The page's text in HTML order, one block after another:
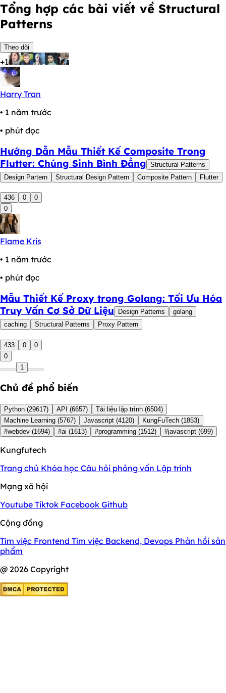
Tổng hợp các bài viết về Structural
Patterns
Theo dõi
+1
Harry Tran
• 1 năm trước
• phút đọc
Hướng Dẫn Mẫu Thiết Kế Composite Trong
Flutter: Chúng Sinh Bình Đẳng Structural Patterns
Design Partern
Structural Design Pattern Composite Pattern Flutter
436 0
0
0
Flame Kris
• 1 năm trước
• phút đọc
Mẫu Thiết Kế Proxy trong Golang: Tối Ưu Hóa
Truy Vấn Cơ Sở Dữ Liệu
Design Patterns
golang
caching
Structural Patterns Proxy Pattern
433 0
0
0
1
Chủ đề phổ biến
Python (29617) API (6657) Tài liệu lập trình (6504)
Machine Learning (5767) Javascript (4120) KungFuTech (1853)
#webdev (1694) #ai (1613) #programming (1512) #javascript (699)
Kungfutech
Trang chủ Khóa học Câu hỏi phỏng vấn Lập trình
Mạng xã hội
Youtube Tiktok Facebook Github
Cộng đồng
Tìm việc Frontend Tìm việc Backend, Devops Phản hồi sản
phẩm
@ 2026 Copyright